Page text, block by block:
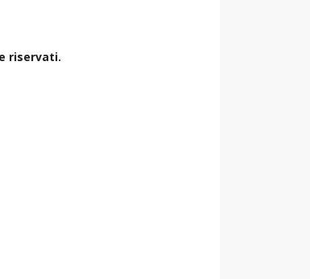
riservati.